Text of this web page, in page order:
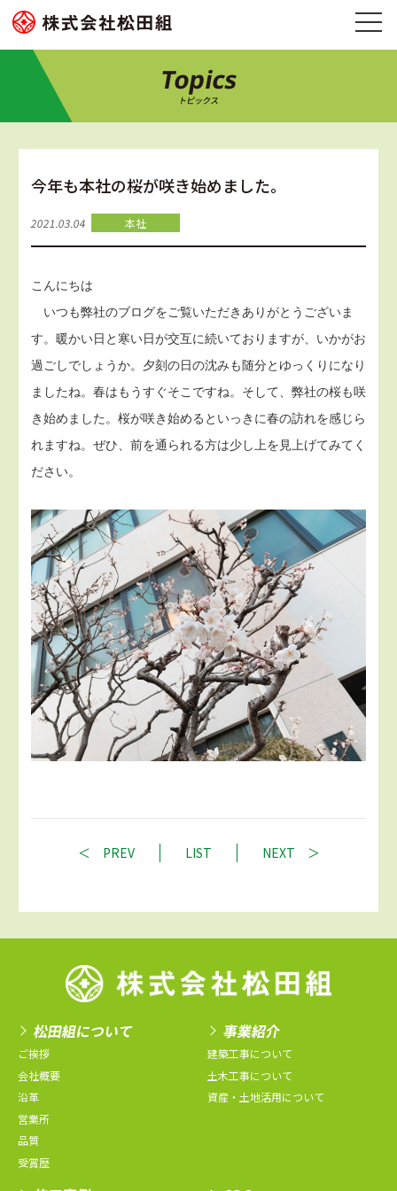
Topics
トピックス
今年も本社の桜が咲き始めました。
2021.03.04 本社
こんにちは
いつも弊社のブログをご覧いただきありがとうございま
す。暖かい日と寒い日が交互に続いておりますが、いかがお
過ごしでしょうか。夕刻の日の沈みも随分とゆっくりになり
ましたね。春はもうすぐそこですね。そして、弊社の桜も咲
き始めました。桜が咲き始めるといっきに春の訪れを感じら
れますね。ぜひ、前を通られる方は少し上を見上げてみてく
ださい。
PREV LIST NEXT
松田組について
ご挨拶
会社概要
沿革
営業所
品質
受賞歴
事業紹介
建築工事について
土木工事について
資産・土地活用について